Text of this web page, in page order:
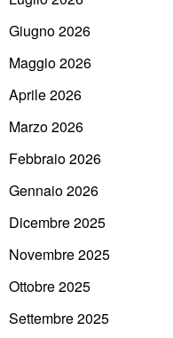
Giugno 2026
Maggio 2026
Aprile 2026
Marzo 2026
Febbraio 2026
Gennaio 2026
Dicembre 2025
Novembre 2025
Ottobre 2025
Settembre 2025